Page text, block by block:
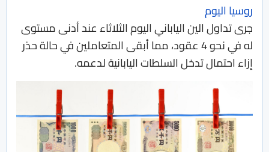
روسيا اليوم
جرى تداول الين الياباني اليوم الثلاثاء عند أدنى مستوى
له في نحو 4 عقود، مما أبقى المتعاملين في حالة حذر
إزاء احتمال ​تدخل السلطات اليابانية لدعمه.